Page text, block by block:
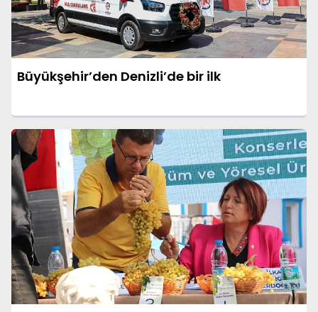
Büyükşehir’den Denizli’de bir ilk